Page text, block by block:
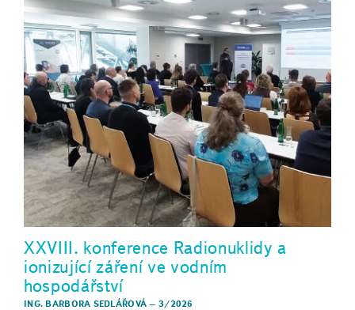
XXVIII. konference Radionuklidy a
ionizující záření ve vodním
hospodářství
ING. BARBORA SEDLÁŘOVÁ –3/2026